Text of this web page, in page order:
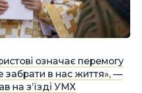
означає перемогу
забрати в нас життя», —
на з’їзді УМХ